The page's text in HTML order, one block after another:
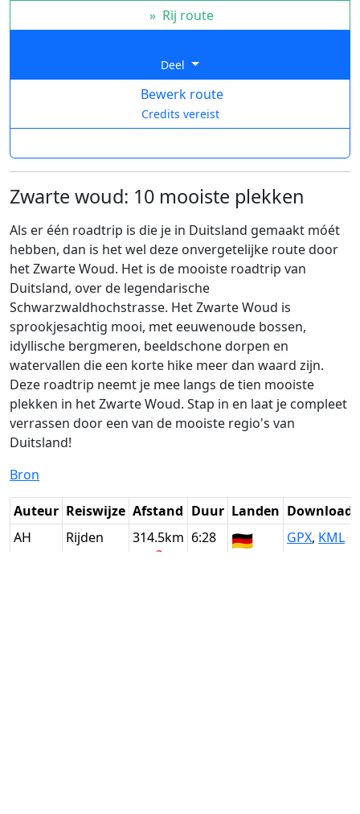
» Rij route
Deel
Bewerk route
Credits vereist
Zwarte woud: 10 mooiste plekken
Als er één roadtrip is die je in Duitsland gemaakt móét
hebben, dan is het wel deze onvergetelijke route door
het Zwarte Woud. Het is de mooiste roadtrip van
Duitsland, over de legendarische
Schwarzwaldhochstrasse. Het Zwarte Woud is
sprookjesachtig mooi, met eeuwenoude bossen,
idyllische bergmeren, beeldschone dorpen en
watervallen die een korte hike meer dan waard zijn.
Deze roadtrip neemt je mee langs de tien mooiste
plekken in het Zwarte Woud. Stap in en laat je compleet
verrassen door een van de mooiste regio's van
Duitsland!
Bron
Auteur Reiswijze Afstand Duur Landen Download
AH
Rijden
314.5km
(12📍)
6:28 🇩🇪 GPX, KML